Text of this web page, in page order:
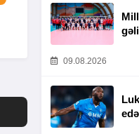
09.08.2026